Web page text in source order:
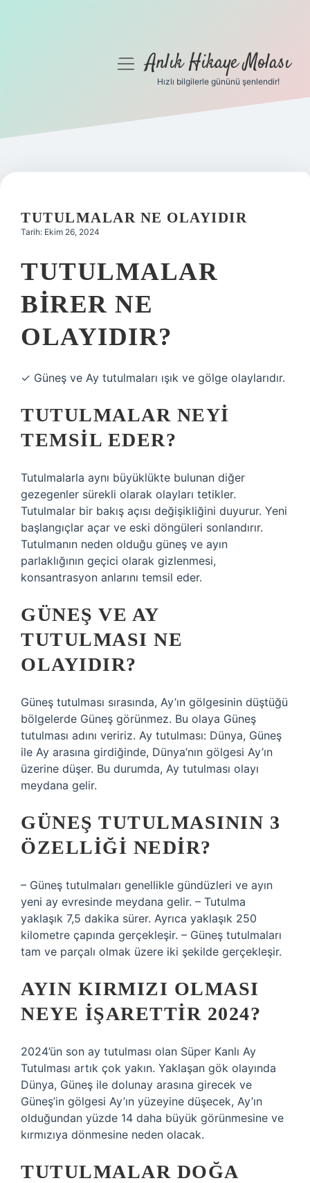
Gizlilik Politikası
Yasal Uyarı
menüyüAnlık Hikaye Molası
Hızlı bilgilerle gününü şenlendir!
TUTULMALAR NE OLAYIDIR
Tarih: Ekim 26, 2024
TUTULMALAR
BIRER NE
OLAYIDIR?
✓ Güneş ve Ay tutulmaları ışık ve gölge olaylarıdır.
TUTULMALAR NEYI
TEMSIL EDER?
Tutulmalarla aynı büyüklükte bulunan diğer
gezegenler sürekli olarak olayları tetikler.
Tutulmalar bir bakış açısı değişikliğini duyurur. Yeni
başlangıçlar açar ve eski döngüleri sonlandırır.
Tutulmanın neden olduğu güneş ve ayın
parlaklığının geçici olarak gizlenmesi,
konsantrasyon anlarını temsil eder.
GÜNEŞ VE AY
TUTULMASI NE
OLAYIDIR?
Güneş tutulması sırasında, Ay’ın gölgesinin düştüğü
bölgelerde Güneş görünmez. Bu olaya Güneş
tutulması adını veririz. Ay tutulması: Dünya, Güneş
ile Ay arasına girdiğinde, Dünya’nın gölgesi Ay’ın
üzerine düşer. Bu durumda, Ay tutulması olayı
meydana gelir.
GÜNEŞ TUTULMASININ 3
ÖZELLIĞI NEDIR?
– Güneş tutulmaları genellikle gündüzleri ve ayın
yeni ay evresinde meydana gelir. – Tutulma
yaklaşık 7,5 dakika sürer. Ayrıca yaklaşık 250
kilometre çapında gerçekleşir. – Güneş tutulmaları
tam ve parçalı olmak üzere iki şekilde gerçekleşir.
AYIN KIRMIZI OLMASI
NEYE IŞARETTIR 2024?
2024’ün son ay tutulması olan Süper Kanlı Ay
Tutulması artık çok yakın. Yaklaşan gök olayında
Dünya, Güneş ile dolunay arasına girecek ve
Güneş’in gölgesi Ay’ın yüzeyine düşecek, Ay’ın
olduğundan yüzde 14 daha büyük görünmesine ve
kırmızıya dönmesine neden olacak.
TUTULMALAR DOĞA